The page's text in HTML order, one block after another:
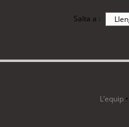
Salta a :
L’equip •